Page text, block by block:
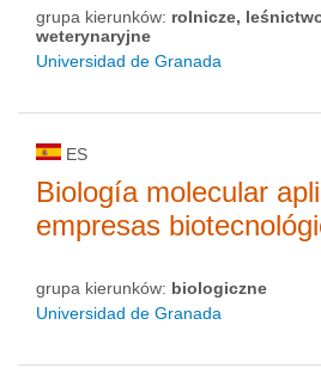
grupa kierunków: rolnicze,
weterynaryjne
Universidad de Granada
ES
Biología molecular
empresas
grupa kierunków: biologiczne
Universidad de Granada